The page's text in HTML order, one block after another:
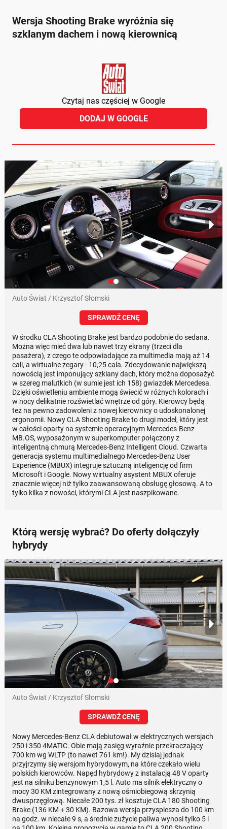
Wersja Shooting Brake wyróżnia się
szklanym dachem i nową kierownicą
Czytaj nas częściej w Google
DODAJ W GOOGLE
Auto Świat / Krzysztof Słomski
SPRAWDŹ CENĘ
W środku CLA Shooting Brake jest bardzo podobnie do sedana.
Można więc mieć dwa lub nawet trzy ekrany (trzeci dla
pasażera), z czego te odpowiadające za multimedia mają aż 14
cali, a wirtualne zegary - 10,25 cala. Zdecydowanie największą
nowością jest imponujący szklany dach, który można doposażyć
w szereg malutkich (w sumie jest ich 158) gwiazdek Mercedesa.
Dzięki oświetleniu ambiente mogą świecić w różnych kolorach i
w nocy delikatnie rozświetlać wnętrze od góry. Kierowcy będą
też na pewno zadowoleni z nowej kierownicy o udoskonalonej
ergonomii. Nowy CLA Shooting Brake to drugi model, który jest
w całości oparty na systemie operacyjnym Mercedes-Benz
MB.OS, wyposażonym w superkomputer połączony z
inteligentną chmurą Mercedes-Benz Intelligent Cloud. Czwarta
generacja systemu multimedialnego Mercedes-Benz User
Experience (MBUX) integruje sztuczną inteligencję od firm
Microsoft i Google. Nowy wirtualny asystent MBUX oferuje
znacznie więcej niż tylko zaawansowaną obsługę głosową. A to
tylko kilka z nowości, którymi CLA jest naszpikowane.
Którą wersję wybrać? Do oferty dołączyły
hybrydy
Auto Świat / Krzysztof Słomski
SPRAWDŹ CENĘ
Nowy Mercedes-Benz CLA debiutował w elektrycznych wersjach
250 i 350 4MATIC. Obie mają zasięg wyraźnie przekraczający
700 km wg WLTP (to nawet 761 km!). My dzisiaj jednak
przyjrzymy się wersjom hybrydowym, na które czekało wielu
polskich kierowców. Napęd hybrydowy z instalacją 48 V oparty
jest na silniku benzynowym 1,5 l. Auto ma silnik elektryczny o
mocy 30 KM zintegrowany z nową ośmiobiegową skrzynią
dwusprzęgłową. Niecałe 200 tys. zł kosztuje CLA 180 Shooting
Brake (136 KM + 30 KM). Bazowa wersja przyspiesza do 100 km
na godz. w niecałe 9 s, a średnie zużycie paliwa wynosi tylko 5 l